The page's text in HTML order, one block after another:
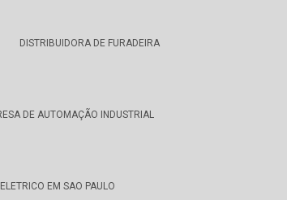
DISTRIBUIDORA DE FURADEIRA
DE AUTOMAÇÃO INDUSTRIAL
EM SAO PAULO